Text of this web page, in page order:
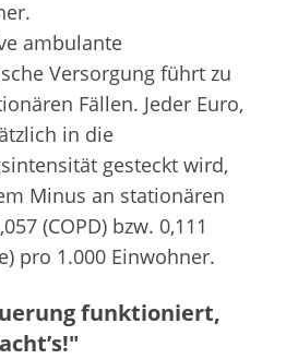
ambulante
Versorgung führt zu
Fällen. Jeder Euro,
in die
gesteckt wird,
Minus an stationären
(COPD) bzw. 0,111
pro 1.000 Einwohner.
funktioniert,